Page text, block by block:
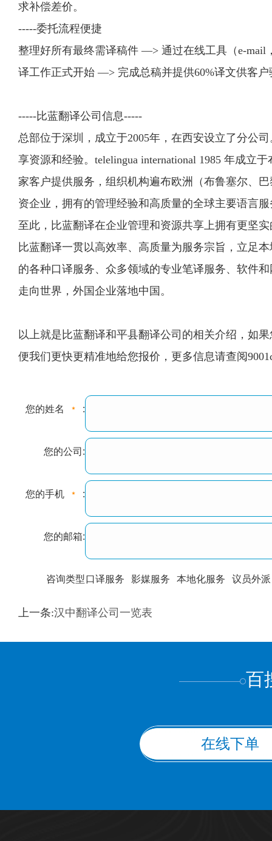
求补偿差价。
-----委托流程便捷
整理好所有最终需译稿件 —> 通过在线工具（e-mail
译工作正式开始 —> 完成总稿并提供60%译文供客
-----比蓝翻译公司信息-----
总部位于深圳，成立于2005年，在西安设立了分公
享资源和经验。telelingua international 1985 年成立
家客户提供服务，组织机构遍布欧洲（布鲁塞尔、
资企业，拥有的管理经验和高质量的全球主要语言
至此，比蓝翻译在企业管理和资源共享上拥有更坚
比蓝翻译一贯以高效率、高质量为服务宗旨，立足
的各种口译服务、众多领域的专业笔译服务、软件
走向世界，外国企业落地中国。
以上就是比蓝翻译和平县翻译公司的相关介绍，如
便我们更快更精准地给您报价，更多信息请查阅
您的姓名 :
您的公司:
您的手机 :
您的邮箱:
咨询类型口译服务 影媒服务 本地化服务 议员外派
训翻译 标准级
上一条:汉中翻译公司一览表
百
在线下单